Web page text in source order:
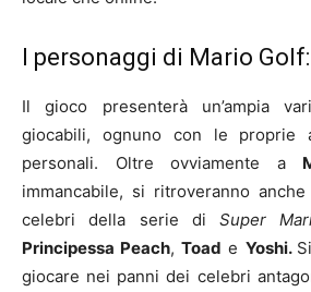
I personaggi di Mario Golf:
Il gioco presenterà un’ampia
giocabili, ognuno con le proprie
personali. Oltre ovviamente a
immancabile, si ritroveranno
celebri della serie di Super
Principessa Peach,Toad e Yoshi.
giocare nei panni dei celebri